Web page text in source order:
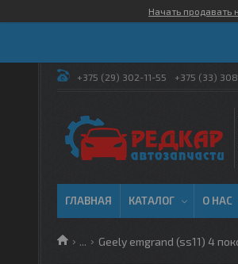
Начать продавать
+375 (29) 302-11-55 +375 (33)
ГЛАВНАЯ КАТАЛОГ О НАС
... Geely emgrand (ss11) 4